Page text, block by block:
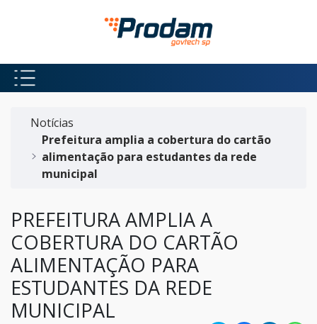
Pular para o Conteúdo principal
Notícias
Prefeitura amplia a cobertura do cartão
alimentação para estudantes da rede
municipal
PREFEITURA AMPLIA A
COBERTURA DO CARTÃO
ALIMENTAÇÃO PARA
ESTUDANTES DA REDE
MUNICIPAL